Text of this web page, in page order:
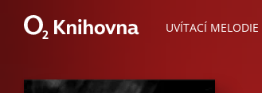
UVÍTACÍ MELODIE